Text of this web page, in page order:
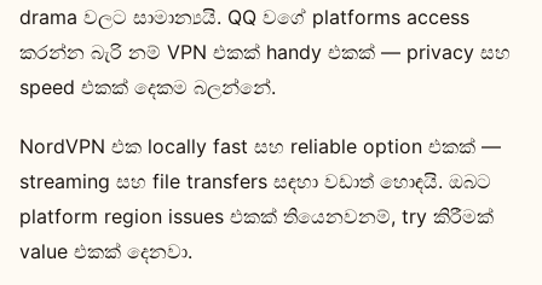
drama වලට සාමාන්‍යයි. QQ වගේ platforms access
කරන්න බැරි නම් VPN එකක් handy එකක් — privacy සහ
speed එකක් දෙකම බලන්නේ.
NordVPN එක locally fast සහ reliable option එකක් —
streaming සහ file transfers සඳහා වඩාත් හොඳයි. ඔබට
platform region issues එකක් තියෙනවනම්, try කිරීමක්
value එකක් දෙනවා.